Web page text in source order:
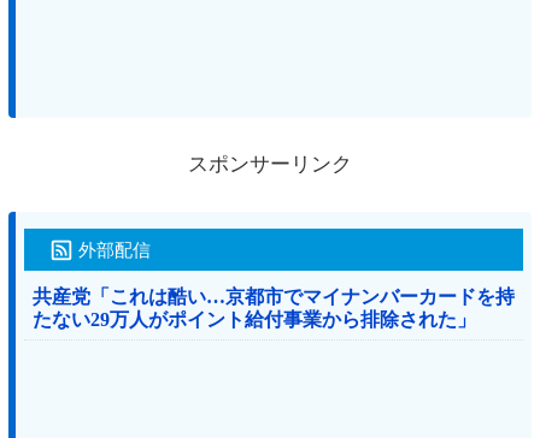
スポンサーリンク
外部配信
共産党「これは酷い…京都市でマイナンバーカードを持
たない29万人がポイント給付事業から排除された」